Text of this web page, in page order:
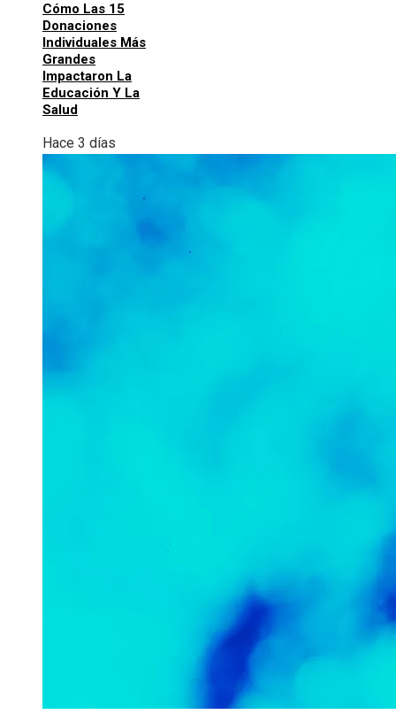
Cómo Las 15
Donaciones
Individuales Más
Grandes
Impactaron La
Educación Y La
Salud
Hace 3 días